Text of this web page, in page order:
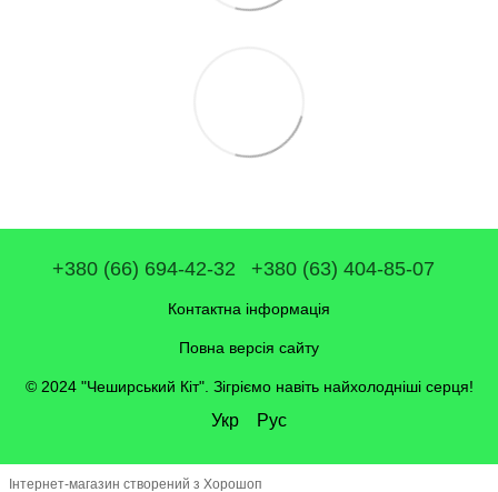
+380 (66) 694-42-32 +380 (63) 404-85-07
Контактна інформація
Повна версія сайту
© 2024 "Чеширський Кіт". Зігріємо навіть найхолодніші серця!
Укр Рус
Інтернет-магазин створений з Хорошоп